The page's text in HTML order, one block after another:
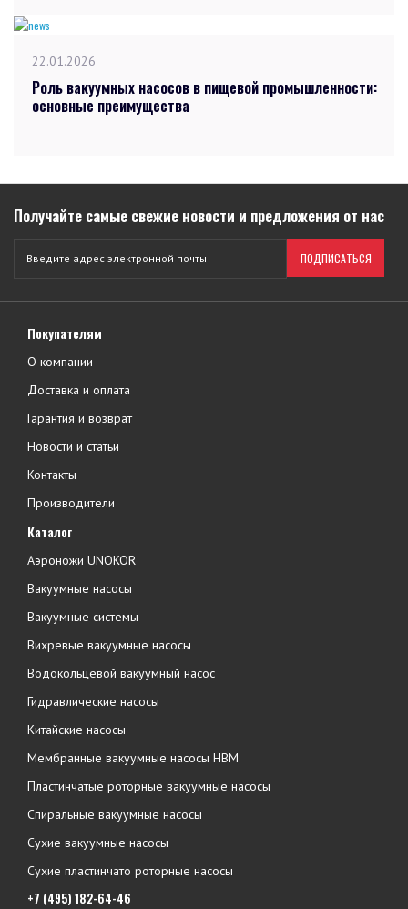
22.01.2026
Роль вакуумных насосов в пищевой промышленности:
основные преимущества
Получайте самые свежие новости и предложения от нас
ПОДПИСАТЬСЯ
Покупателям
О компании
Доставка и оплата
Гарантия и возврат
Новости и статьи
Контакты
Производители
Каталог
Аэроножи UNOKOR
Вакуумные насосы
Вакуумные системы
Вихревые вакуумные насосы
Водокольцевой вакуумный насос
Гидравлические насосы
Китайские насосы
Мембранные вакуумные насосы НВМ
Пластинчатые роторные вакуумные насосы
Спиральные вакуумные насосы
Сухие вакуумные насосы
Сухие пластинчато роторные насосы
+7 (495) 182-64-46